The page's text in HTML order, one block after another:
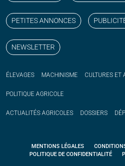
PETITES ANNONCES
NEWSLETTER
ÉLEVAGES MACHINISME CULTURES ET
POLITIQUE AGRICOLE
ACTUALITÉS AGRICOLES DOSSIERS
MENTIONS LÉGALES
POLITIQUE DE CONFIDENTIALITÉ